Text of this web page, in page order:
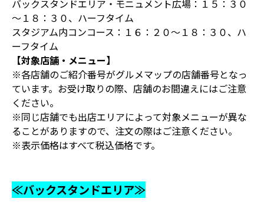
バックスタンドエリア・モニュメント広場：１５：３０
～１８：３０、ハーフタイム
スタジアム内コンコース：１６：２０～１８：３０、ハ
ーフタイム
【対象店舗・メニュー】
※各店舗のご紹介番号がグルメマップの店舗番号となっ
ています。お受け取りの際、店舗のお間違えにはご注意
ください。
※同じ店舗でも出店エリアによって対象メニューが異な
ることがありますので、注文の際はご注意ください。
※表示価格はすべて税込価格です。
≪バックスタンドエリア≫